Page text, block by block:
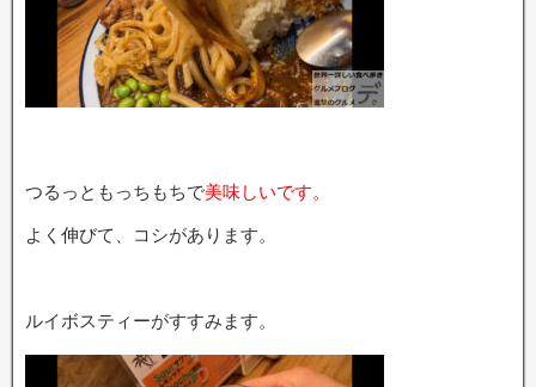
つるっともっちもちで美味しいです。
よく伸びて、コシがあります。
ルイボスティーがすすみます。